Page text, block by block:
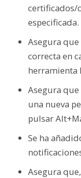
certificados/
especificada.
Asegura
correcta en
herramienta
Asegura
una nueva
pulsar
Se ha
Asegura